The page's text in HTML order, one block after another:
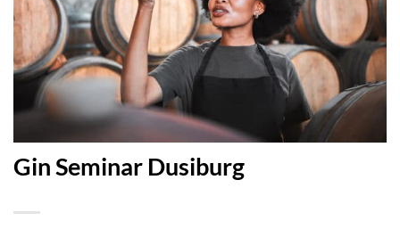
Gin Seminar Dusiburg